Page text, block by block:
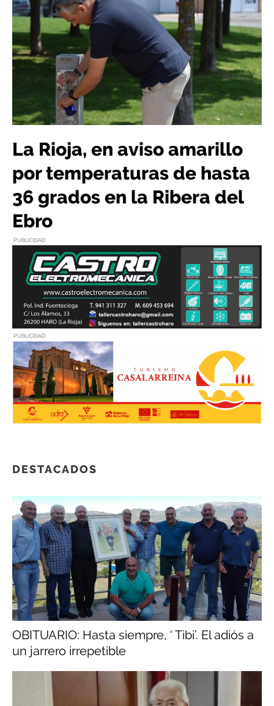
La Rioja, en aviso amarillo
por temperaturas de hasta
36 grados en la Ribera del
Ebro
PUBLICIDAD
PUBLICIDAD
DESTACADOS
OBITUARIO: Hasta siempre, ‘ Tibi’. El adiós a
un jarrero irrepetible